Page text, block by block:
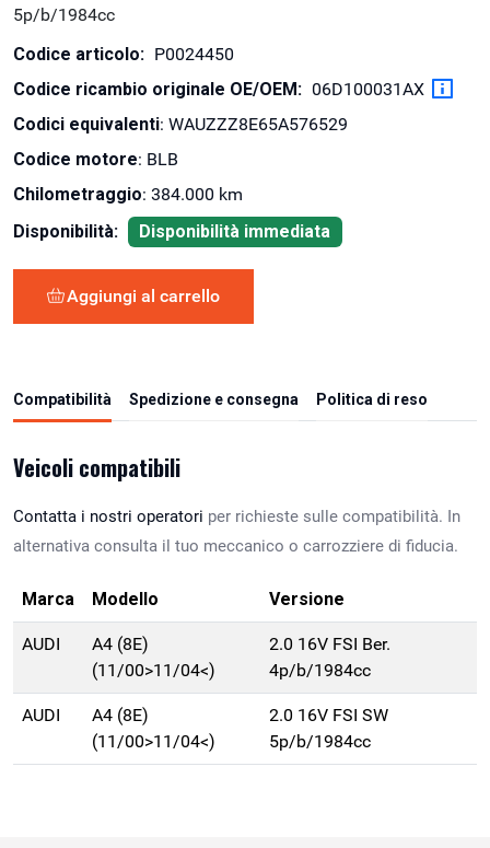
5p/b/1984cc
Codice articolo: P0024450
Codice ricambio originale OE/OEM: 06D100031AX
Codici equivalenti: WAUZZZ8E65A576529
Codice motore: BLB
Chilometraggio: 384.000 km
Disponibilità:
Disponibilità immediata
Aggiungi al carrello
Compatibilità Spedizione e consegna Politica di reso
Veicoli compatibili
Contatta i nostri operatori per richieste sulle compatibilità. In
alternativa consulta il tuo meccanico o carrozziere di fiducia.
Marca Modello Versione
AUDI
A4 (8E)
(11/00>11/04<)
2.0 16V FSI Ber.
4p/b/1984cc
AUDI
A4 (8E)
(11/00>11/04<)
2.0 16V FSI SW
5p/b/1984cc